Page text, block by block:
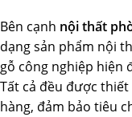
Bên cạnh nội thất
dạng sản phẩm nội
gỗ công nghiệp hiện
Tất cả đều được
hàng, đảm bảo tiêu